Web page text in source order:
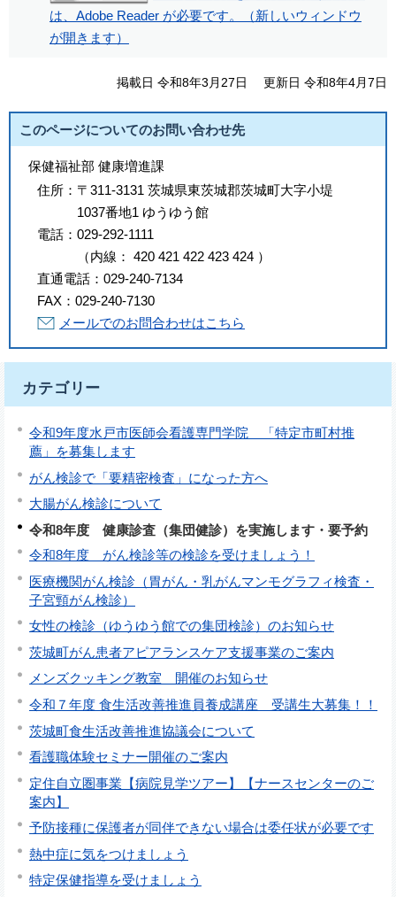
は、Adobe Reader が必要です。（新しいウィンドウ
が開きます）
掲載日 令和8年3月27日 更新日 令和8年4月7日
このページについてのお問い合わせ先
保健福祉部 健康増進課
住所： 〒311-3131 茨城県東茨城郡茨城町大字小堤
1037番地1 ゆうゆう館
電話： 029-292-1111
（内線 ： 420 421 422 423 424 ）
直通電話： 029-240-7134
FAX： 029-240-7130
メールでのお問合わせはこちら
カテゴリー
令和9年度水戸市医師会看護専門学院 「特定市町村推
薦」を募集します
がん検診で「要精密検査」になった方へ
大腸がん検診について
令和8年度 健康診査（集団健診）を実施します・要予約
令和8年度 がん検診等の検診を受けましょう！
医療機関がん検診（胃がん・乳がんマンモグラフィ検査・
子宮頸がん検診）
女性の検診（ゆうゆう館での集団検診）のお知らせ
茨城町がん患者アピアランスケア支援事業のご案内
メンズクッキング教室 開催のお知らせ
令和７年度 食生活改善推進員養成講座 受講生大募集！！
茨城町食生活改善推進協議会について
看護職体験セミナー開催のご案内
定住自立圏事業【病院見学ツアー】【ナースセンターのご
案内】
予防接種に保護者が同伴できない場合は委任状が必要です
熱中症に気をつけましょう
特定保健指導を受けましょう